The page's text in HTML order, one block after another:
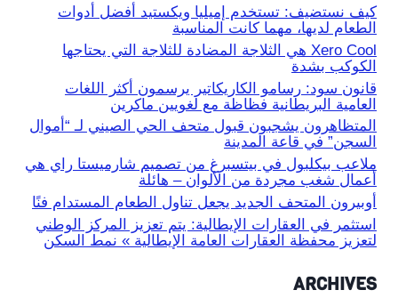
كيف نستضيف: تستخدم إميليا ويكستيد أفضل أدوات
الطعام لديها، مهما كانت المناسبة
Xero Cool هي الثلاجة المضادة للثلاجة التي يحتاجها
الكوكب بشدة
قانون سود: رسامو الكاريكاتير يرسمون أكثر اللغات
العامية البريطانية فظاظة مع لغويين ماكرين
المتظاهرون يشجبون قبول متحف الحي الصيني لـ “أموال
السجن” في قاعة المدينة
ملاعب بيكلبول في بيتسبرغ من تصميم شارميستا راي هي
أعمال شغب مجردة من الألوان – هائلة
أوبيرون المتحف الجديد يجعل تناول الطعام المستدام فنًا
استثمر في العقارات الإيطالية: يتم تعزيز المركز الوطني
لتعزيز محفظة العقارات العامة الإيطالية » نمط السكن
ARCHIVES